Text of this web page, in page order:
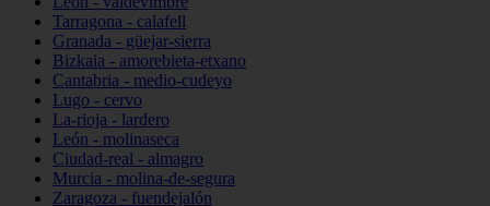
Tarragona - calafell
Granada - güejar-sierra
Bizkaia - amorebieta-etxano
Cantabria - medio-cudeyo
Lugo - cervo
La-rioja - lardero
León - molinaseca
Ciudad-real - almagro
Murcia - molina-de-segura
Zaragoza - fuendejalón